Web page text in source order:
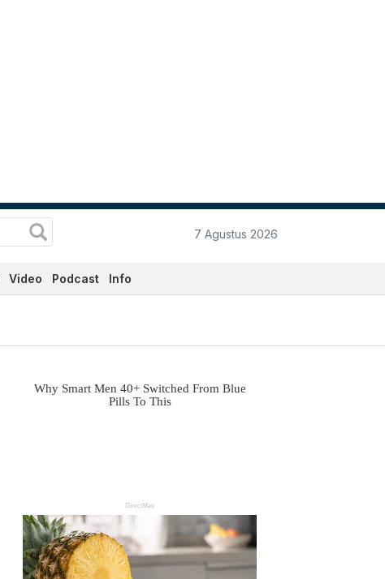
7 Agustus 2026
Video Podcast Info